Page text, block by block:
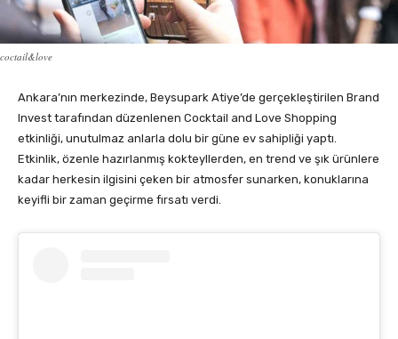
coctail&love
Ankara’nın merkezinde, Beysupark Atiye’de gerçekleştirilen Brand
Invest tarafından düzenlenen Cocktail and Love Shopping
etkinliği, unutulmaz anlarla dolu bir güne ev sahipliği yaptı.
Etkinlik, özenle hazırlanmış kokteyllerden, en trend ve şık ürünlere
kadar herkesin ilgisini çeken bir atmosfer sunarken, konuklarına
keyifli bir zaman geçirme fırsatı verdi.